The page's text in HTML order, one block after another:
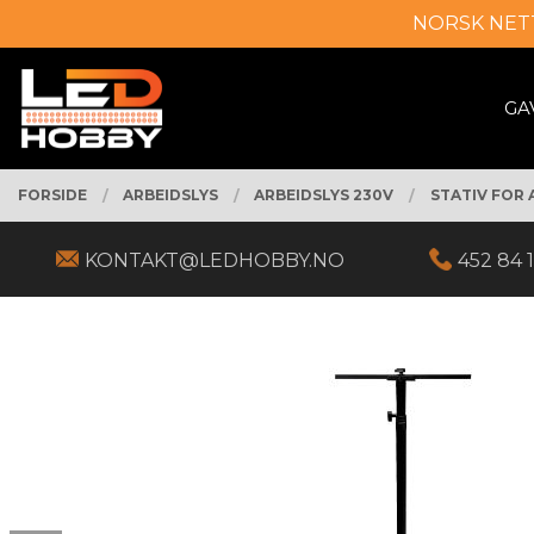
til
innholdet
NORSK
PRODUKTER
FORSIDE ARBEIDSLYS ARBEIDSLYS 230V STATIV FOR
KONTAKT@LEDHOBBY.NO 452 84